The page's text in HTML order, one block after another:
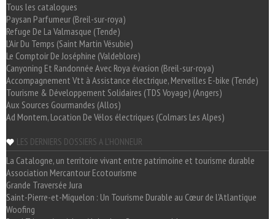
Tous les catalogues
Paysan Parfumeur (Breil-sur-roya)
Refuge De La Valmasque (Tende)
L'Air Du Temps (Saint Martin Vésubie)
Le Comptoir De Joséphine (Valdeblore)
Canyoning Et Randonnée Avec Roya évasion (Breil-sur-roya)
Accompagnement Vtt à Assistance électrique, Merveilles E-bike (Tende)
Tourisme & Développement Solidaires (TDS Voyage) (Angers)
Aux Sources Gourmandes (Allos)
Ad Montem, Location De Vélos électriques (Colmars Les Alpes)
LES DERNIERS DOSSIERS A L'HONNEUR
La Catalogne, un territoire vivant entre patrimoine et tourisme durable
Association Mercantour Ecotourisme
Grande Traversée Jura
Saint-Pierre-et-Miquelon : Un Tourisme Durable au Cœur de l'Atlantique
Woofing